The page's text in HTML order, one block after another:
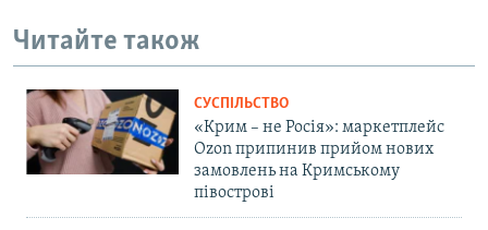
Читайте також
СУСПІЛЬСТВО
«Крим – не Росія»: маркетплейс
Ozon припинив прийом нових
замовлень на Кримському
півострові